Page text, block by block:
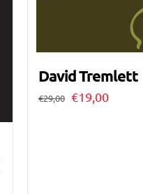
David Tremlett
€29,00 Il
€19,00Il